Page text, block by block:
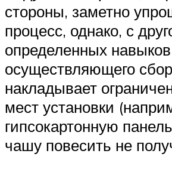
стороны, заметно
процесс, однако, с
определенных
осуществляющего
накладывает
мест установки
гипсокартонную
чашу повесить не